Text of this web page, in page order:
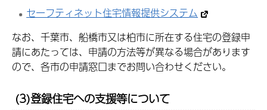
セーフティネット住宅情報提供システム
なお、千葉市、船橋市又は柏市に所在する住宅の登録申
請にあたっては、申請の方法等が異なる場合があります
ので、各市の申請窓口までお問い合わせください。
(3)登録住宅への支援等について